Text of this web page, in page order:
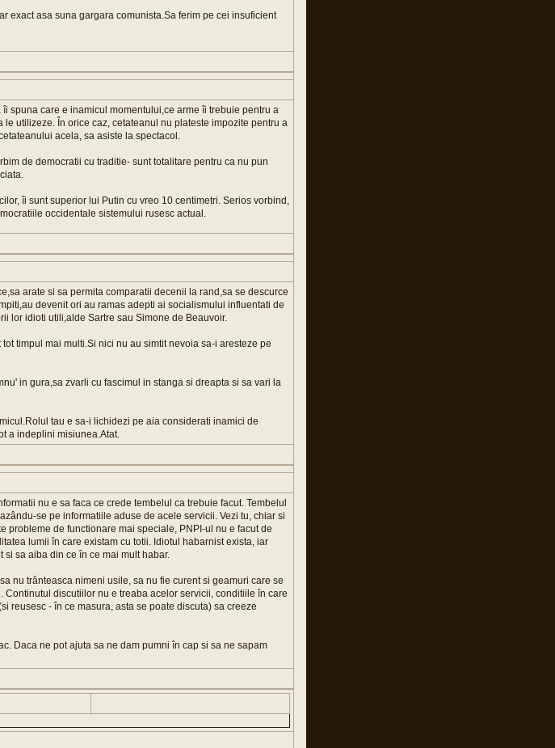
exact asa suna gargara comunista.Sa ferim pe cei insuficient
spuna care e inamicul momentului,ce arme îi trebuie pentru a
utilizeze. În orice caz, cetateanul nu plateste impozite pentru a
acela, sa asiste la spectacol.
de democratii cu traditie- sunt totalitare pentru ca nu pun
îi sunt superior lui Putin cu vreo 10 centimetri. Serios vorbind,
occidentale sistemului rusesc actual.
arate si sa permita comparatii decenii la rand,sa se descurce
devenit ori au ramas adepti ai socialismului influentati de
lor idioti utili,alde Sartre sau Simone de Beauvoir.
timpul mai multi.Si nici nu au simtit nevoia sa-i aresteze pe
in gura,sa zvarli cu fascimul in stanga si dreapta si sa vari la
tau e sa-i lichidezi pe aia considerati inamici de
a indeplini misiunea.Atat.
nu e sa faca ce crede tembelul ca trebuie facut. Tembelul
se pe informatiile aduse de acele servicii. Vezi tu, chiar si
probleme de functionare mai speciale, PNPI-ul nu e facut de
lumii în care existam cu totii. Idiotul habarnist exista, iar
sa aiba din ce în ce mai mult habar.
nu trânteasca nimeni usile, sa nu fie curent si geamuri care se
discutiilor nu e treaba acelor servicii, conditiile în care
reusesc - în ce masura, asta se poate discuta) sa creeze
Daca ne pot ajuta sa ne dam pumni în cap si sa ne sapam